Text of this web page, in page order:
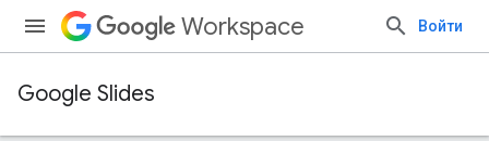
Workspace Войти
Google Slides